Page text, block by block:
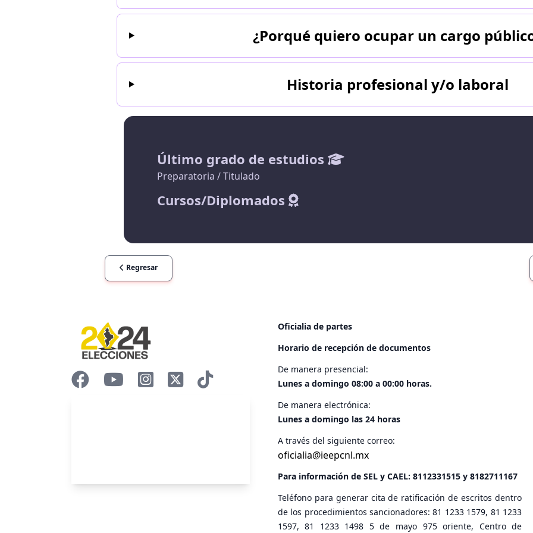
¿Porqué quiero ocupar un cargo
Historia profesional y/o laboral
Último grado de estudios
Preparatoria / Titulado
Cursos/Diplomados
Regresar
Oficialia de partes
Horario de recepción de documentos
De manera presencial:
Lunes a domingo 08:00 a 00:00 horas.
De manera electrónica:
Lunes a domingo las 24 horas
A través del siguiente correo:
oficialia@ieepcnl.mx
Para información de SEL y CAEL: 8112331515y 8182711167
Teléfono para generar cita de ratificación de escritos dentro
de los procedimientos sancionadores: 81 1233 1579, 81 1233
1597, 81 1233 1498 5 de mayo 975 oriente, Centro de